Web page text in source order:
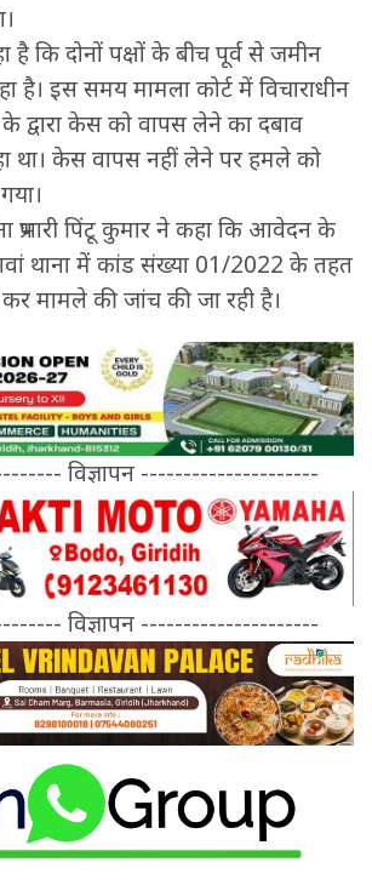
है कि दोनों पक्षों के बीच पूर्व से जमीन
है। इस समय मामला कोर्ट में विचाराधीन
द्वारा केस को वापस लेने का दबाव
था। केस वापस नहीं लेने पर हमले को
प्रभारी पिंटू कुमार ने कहा कि आवेदन के
थाना में कांड संख्या 01/2022 के तहत
कर मामले की जांच की जा रही है।
विज्ञापन ---------------------
विज्ञापन ---------------------